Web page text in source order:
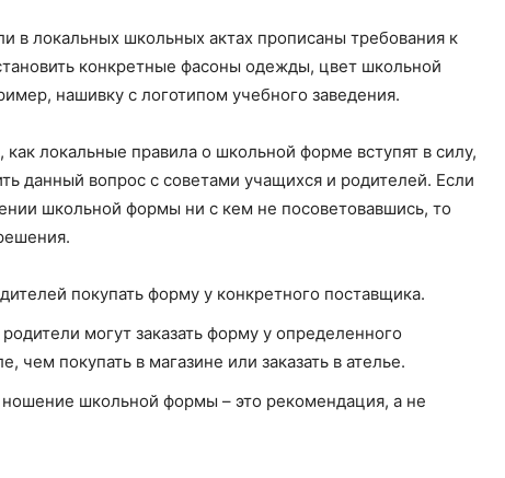
в локальных школьных актах прописаны требования к
конкретные фасоны одежды, цвет школьной
нашивку с логотипом учебного заведения.
локальные правила о школьной форме вступят в силу,
данный вопрос с советами учащихся и родителей. Если
школьной формы ни с кем не посоветовавшись, то
покупать форму у конкретного поставщика.
могут заказать форму у определенного
чем покупать в магазине или заказать в ателье.
школьной формы – это рекомендация, а не